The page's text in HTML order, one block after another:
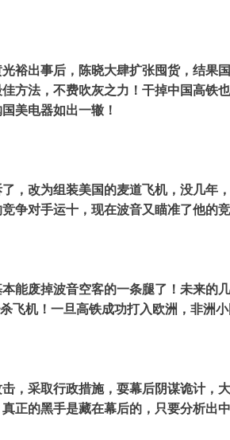
裕出事后，陈晓大肆扩张囤货，结
方法，不费吹灰之力！干掉中国高
美电器如出一辙！
，改为组装美国的麦道飞机，没几
争对手运十，现在波音又瞄准了他的
能废掉波音空客的一条腿了！未来
飞机！一旦高铁成功打入欧洲，非洲
，采取行政措施，耍幕后阴谋诡计
正的黑手是藏在幕后的，只要分析出